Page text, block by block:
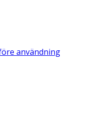
användning